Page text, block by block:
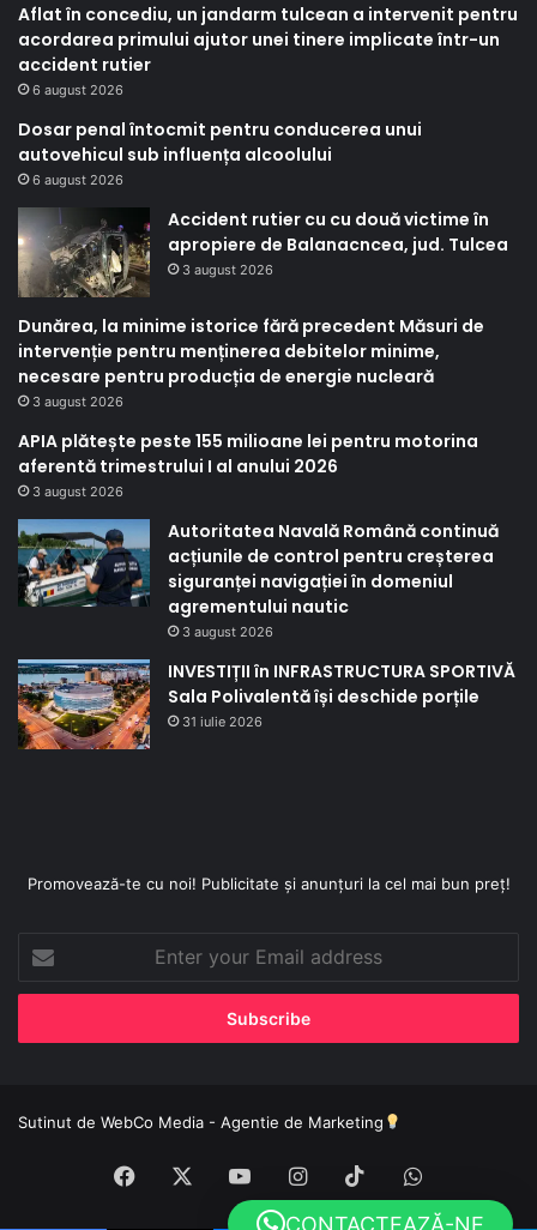
Aflat în concediu, un jandarm tulcean a intervenit pentru
acordarea primului ajutor unei tinere implicate într-un
accident rutier
6 august 2026
Dosar penal întocmit pentru conducerea unui
autovehicul sub influența alcoolului
6 august 2026
Accident rutier cu cu două victime în
apropiere de Balanacncea, jud. Tulcea
3 august 2026
Dunărea, la minime istorice fără precedent Măsuri de
intervenție pentru menținerea debitelor minime,
necesare pentru producția de energie nucleară
3 august 2026
APIA plătește peste 155 milioane lei pentru motorina
aferentă trimestrului I al anului 2026
3 august 2026
Autoritatea Navală Română continuă
acțiunile de control pentru creșterea
siguranței navigației în domeniul
agrementului nautic
3 august 2026
INVESTIȚII în INFRASTRUCTURA SPORTIVĂ
Sala Polivalentă își deschide porțile
31 iulie 2026
Promovează-te cu noi! Publicitate și anunțuri la cel mai bun preț!
your
Email
Sutinut de WebCo Media - Agentie de Marketing
Facebook YouTubeInstagram
TikTokWhatsApp
CONTACTEAZĂ-NE